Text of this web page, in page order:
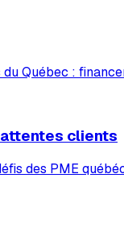
Québec :
clients
des PME